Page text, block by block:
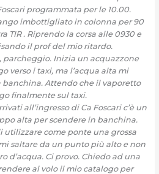
programmata per le 10.00.
imbottigliato in colonna per 90
TIR . Riprendo la corsa alle 0930 e
il prof del mio ritardo.
parcheggio. Inizia un acquazzone
verso i taxi, ma l’acqua alta mi
Attendo che il vaporetto
finalmente sul taxi.
all’ingresso di Ca Foscari c’è un
alta per scendere in banchina.
utilizzare come ponte una grossa
saltare da un punto più alto e non
d’acqua. Ci provo. Chiedo ad una
al volo il mio catalogo per